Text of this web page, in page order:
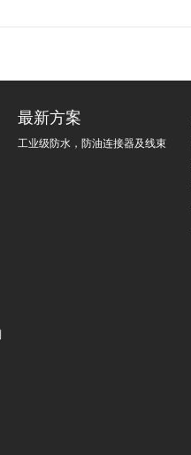
最新方案
工业级防水，防油连接器及线束